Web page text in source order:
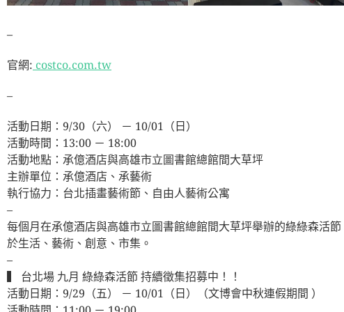
–
官網: costco.com.tw
–
活動日期：9/30（六） － 10/01（日）
活動時間：13:00 － 18:00
活動地點：承億酒店與高雄市立圖書館總館間大草坪
主辦單位：承億酒店、承藝術
執行協力：台北插畫藝術節、自由人藝術公寓
–
每個月在承億酒店與高雄市立圖書館總館間大草坪舉辦的綠綠森活節
於生活、藝術、創意、市集。
–
▍ 台北場 九月 綠綠森活節 持續徵集招募中！！
活動日期：9/29（五） － 10/01（日）（文博會中秋連假期間 ）